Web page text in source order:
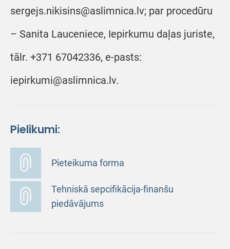
sergejs.nikisins@aslimnica.lv; par procedūru
– Sanita Lauceniece, Iepirkumu daļas juriste,
tālr. +371 67042336, e-pasts:
iepirkumi@aslimnica.lv.
Pielikumi:
Pieteikuma forma
Tehniskā sepcifikācija-finanšu
piedāvājums